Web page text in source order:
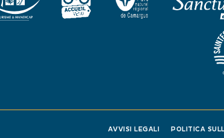
PARLATE
classificate
AVVISI LEGALI POLITICA